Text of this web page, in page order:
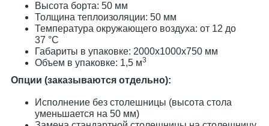
Высота борта: 50 мм
Толщина теплоизоляции: 50 мм
Температура окружающего воздуха: от 12 до
37 °C
Габариты в упаковке: 2000х1000х750 мм
Объем в упаковке: 1,5 м3
Опции (заказываются отдельно):
Исполнение без столешницы (высота стола
уменьшается на 50 мм)